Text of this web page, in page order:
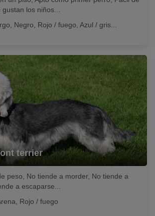
los niños...
Negro, Rojo / fuego, Azul / gris...
terrier
peso, No tiende a morder, No tiende a
a escaparse...
Rojo / fuego